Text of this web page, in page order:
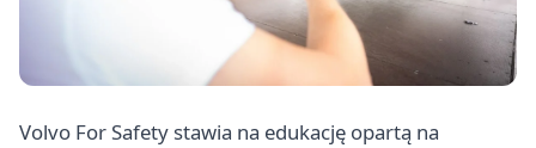
Volvo For Safety stawia na edukację opartą na